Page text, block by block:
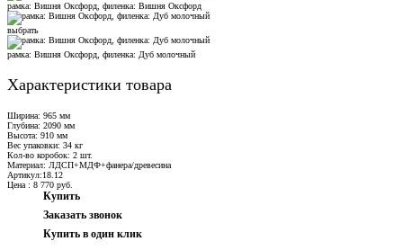
рамка: Вишня Оксфорд, филенка: Вишня Оксфорд
выбрать
рамка: Вишня Оксфорд, филенка: Дуб молочный
Характеристики товара
Ширина: 965 мм
Глубина: 2090 мм
Высота: 910 мм
Вес упаковки: 34 кг
Кол-во коробок: 2 шт.
Материал: ЛДСП+МДФ+фанера/древесина
Артикул:18.12
Цена : 8 770 руб.
Купить
Заказать звонок
Купить в один клик